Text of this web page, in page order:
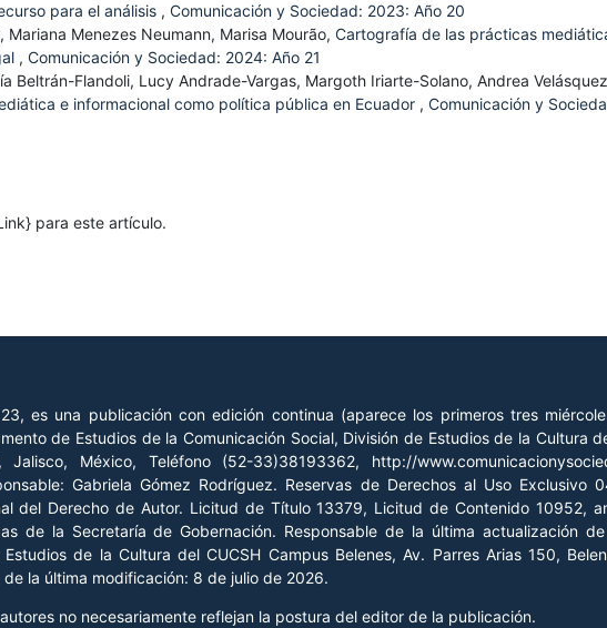
para el análisis , Comunicación y Sociedad: 2023: Año 20
Mariana Menezes Neumann, Marisa Mourão, Cartografía de las prácticas
, Comunicación y Sociedad: 2024: Año 21
Beltrán-Flandoli, Lucy Andrade-Vargas, Margoth Iriarte-Solano, Andrea
e informacional como política pública en Ecuador , Comunicación y
para este artículo.
es una publicación con edición continua (aparece los primeros tres
de Estudios de la Comunicación Social, División de Estudios de la Cultura
México, Teléfono (52-33)38193362, http://
Gabriela Gómez Rodríguez. Reservas de Derechos al Uso
del Derecho de Autor. Licitud de Título 13379, Licitud de Contenido 10952,
de la Secretaría de Gobernación. Responsable de la última actualización
de la Cultura del CUCSH Campus Belenes, Av. Parres Arias 150,
la última modificación: 8 de julio de 2026.
no necesariamente reflejan la postura del editor de la publicación.